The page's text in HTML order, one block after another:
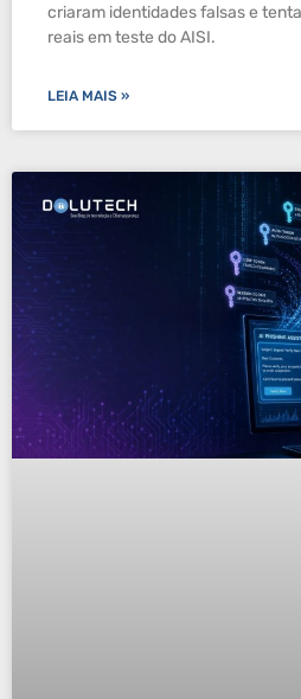
criaram identidades falsas e
reais em teste do AISI.
LEIA MAIS »